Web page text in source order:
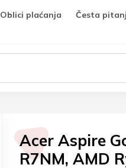
Oblici plaćanja
Česta
Acer Aspire
R7NM, AMD